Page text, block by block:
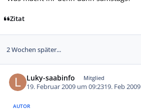
Zitat
2 Wochen später...
Luky-saabinfo Mitglied
19. Februar 2009 um 09:2319. Feb 2009
AUTOR